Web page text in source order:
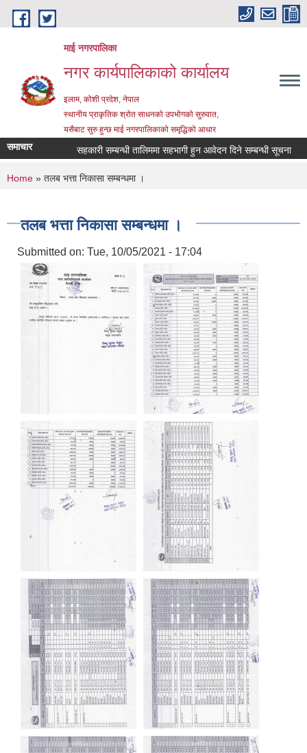
Skip to main content
माई नगरपालिका
नगर कार्यपालिकाको कार्यालय
इलाम, कोशी प्रदेश, नेपाल
स्थानीय प्राकृतिक श्रोत साधनको उपभोगको सुरुवात,
यसैबाट सुरु हुन्छ माई नगरपालिकाको समृद्धिको आधार
समाचार सहकारी सम्बन्धी तालिममा सहभागी हुन आवेदन दिने सम्बन्धी सूचना
You are here
Home » तलब भत्ता निकासा सम्बन्धमा ।
तलब भत्ता निकासा सम्बन्धमा ।
Submitted on: Tue, 10/05/2021 - 17:04